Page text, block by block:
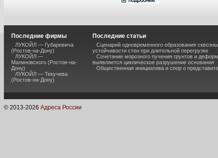
Последние фирмы
ЛУКОЙЛ — Губаревича
(Ростов-на-Дону)
ЛУКОЙЛ —
Малиновского (Ростов-на-
Дону)
ЛУКОЙЛ — Текучева
(Ростов-на-Дону)
Последние статьи
Сценарий одновременного образования
устойчивости стен при длительной перегрузке
Сочетание морозного пучения грунтов и
выявляется циклическое разрушение основания
Общественная инициатива и спор о
© 2013-2026 Адреса России